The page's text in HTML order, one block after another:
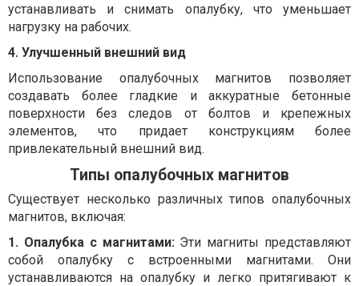
устанавливать и снимать опалубку, что уменьшает
нагрузку на рабочих.
4. Улучшенный внешний вид
Использование опалубочных магнитов позволяет
создавать более гладкие и аккуратные бетонные
поверхности без следов от болтов и крепежных
элементов, что придает конструкциям более
привлекательный внешний вид.
Типы опалубочных магнитов
Существует несколько различных типов опалубочных
магнитов, включая:
1. Опалубка с магнитами:Эти магниты представляют
собой опалубку с встроенными магнитами. Они
устанавливаются на опалубку и легко притягивают к